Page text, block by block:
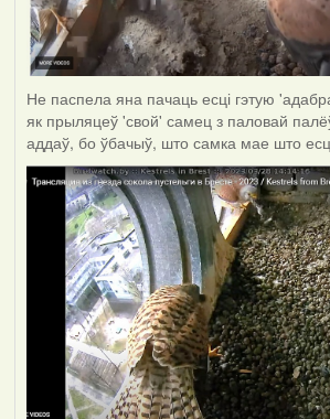
Не паспела яна пачаць есці гэтую
як прыляцеў 'свой' самец з паловай
аддаў, бо ўбачыў, што самка мае што